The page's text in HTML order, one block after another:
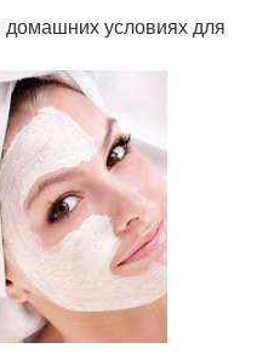
домашних условиях для